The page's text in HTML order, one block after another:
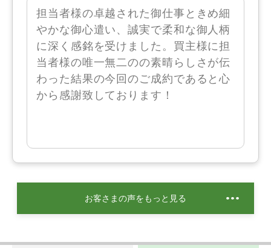
担当者様の卓越された御仕事ときめ細
やかな御心遣い、誠実で柔和な御人柄
に深く感銘を受けました。買主様に担
当者様の唯一無二のの素晴らしさが伝
わった結果の今回のご成約であると心
から感謝致しております！
お客さまの声をもっと見る